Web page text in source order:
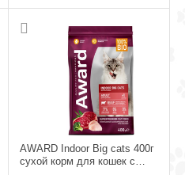
AWARD Indoor Big cats 400г
сухой корм для кошек с